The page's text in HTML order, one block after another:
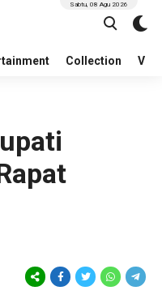
Collection
Sabtu, 08 Agu 2026